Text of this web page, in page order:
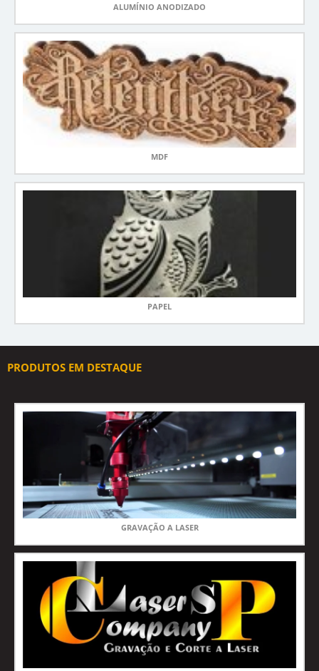
ALUMÍNIO ANODIZADO
MDF
PAPEL
PRODUTOS EM DESTAQUE
GRAVAÇÃO A LASER